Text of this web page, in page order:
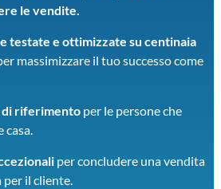
le vendite.
testate e ottimizzate su centinaia
massimizzare il tuo successo come
di riferimentoper le persone che
casa.
per concludere una vendita
per il cliente.